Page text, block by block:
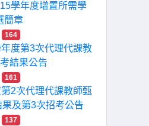
學年度增置所需學
簡章
164
度第3次代理代課教
結果公告
161
2次代理代課教師甄
及第3次招考公告
137